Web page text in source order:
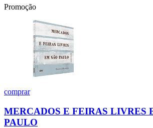
Promoção
comprar
MERCADOS E FEIRAS LIVRES
PAULO